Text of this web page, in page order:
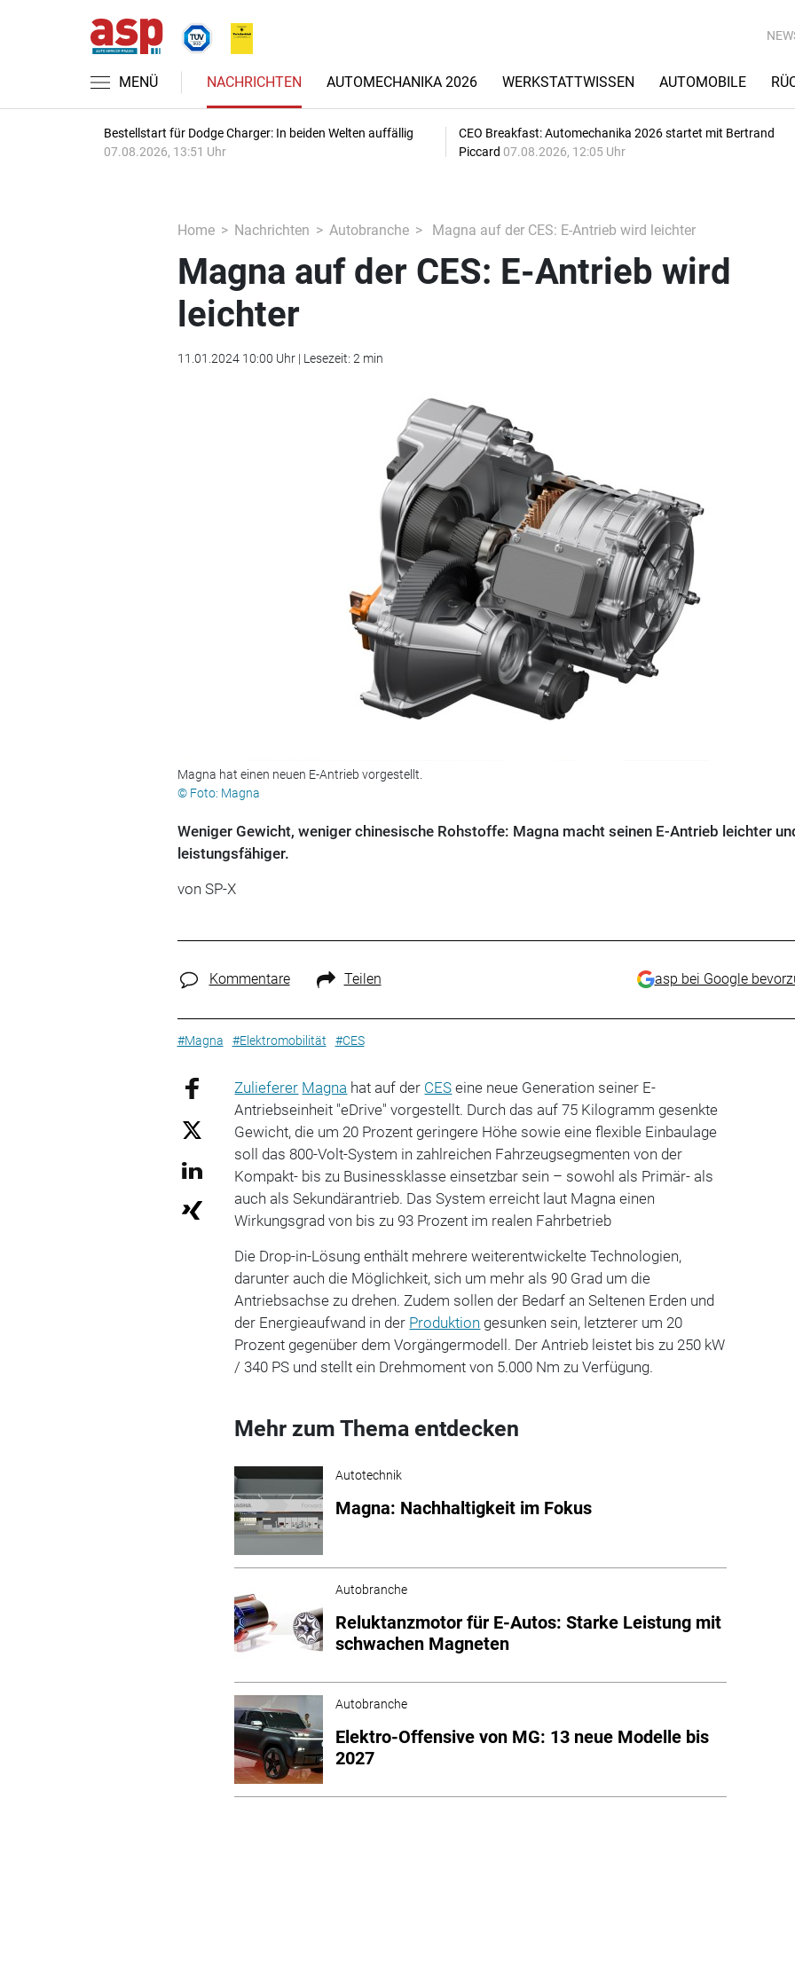
MENÜ NACHRICHTEN AUTOMECHANIKA 2026 WERKSTATTWISSEN AUTOMOBILE
Bestellstart für Dodge Charger: In beiden Welten auffällig
07.08.2026, 13:51 Uhr
CEO Breakfast: Automechanika 2026 startet mit Bertrand
Piccard 07.08.2026, 12:05 Uhr
Home Nachrichten Autobranche Magna auf der CES: E-Antrieb wird leichter
Magna auf der CES: E-Antrieb wird
leichter
11.01.2024 10:00 Uhr | Lesezeit: 2 min
Magna hat einen neuen E-Antrieb vorgestellt.
© Foto: Magna
Weniger Gewicht, weniger chinesische Rohstoffe: Magna macht seinen E-Antrieb leichter
leistungsfähiger.
von SP-X
Kommentare Teilen asp bei Google
#Magna #Elektromobilität #CES
Zulieferer Magna hat auf der CES eine neue Generation seiner E-
Antriebseinheit "eDrive" vorgestellt. Durch das auf 75 Kilogramm gesenkte
Gewicht, die um 20 Prozent geringere Höhe sowie eine flexible Einbaulage
soll das 800-Volt-System in zahlreichen Fahrzeugsegmenten von der
Kompakt- bis zu Businessklasse einsetzbar sein – sowohl als Primär- als
auch als Sekundärantrieb. Das System erreicht laut Magna einen
Wirkungsgrad von bis zu 93 Prozent im realen Fahrbetrieb
Die Drop-in-Lösung enthält mehrere weiterentwickelte Technologien,
darunter auch die Möglichkeit, sich um mehr als 90 Grad um die
Antriebsachse zu drehen. Zudem sollen der Bedarf an Seltenen Erden und
der Energieaufwand in der Produktion gesunken sein, letzterer um 20
Prozent gegenüber dem Vorgängermodell. Der Antrieb leistet bis zu 250 kW
/ 340 PS und stellt ein Drehmoment von 5.000 Nm zu Verfügung.
Mehr zum Thema entdecken
Autotechnik
Magna: Nachhaltigkeit im Fokus
Autobranche
Reluktanzmotor für E-Autos: Starke Leistung mit
schwachen Magneten
Autobranche
Elektro-Offensive von MG: 13 neue Modelle bis
2027